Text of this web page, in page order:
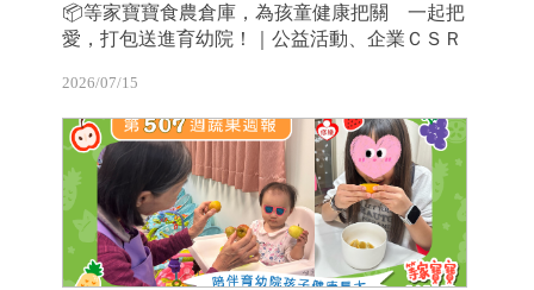
📦等家寶寶食農倉庫，為孩童健康把關 一起把
愛，打包送進育幼院！｜公益活動、企業ＣＳＲ
2026/07/15